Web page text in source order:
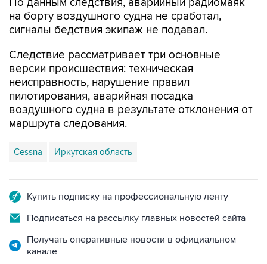
на борту воздушного судна не сработал,
сигналы бедствия экипаж не подавал.
Следствие рассматривает три основные
версии происшествия: техническая
неисправность, нарушение правил
пилотирования, аварийная посадка
воздушного судна в результате отклонения от
маршрута следования.
Cessna Иркутская область
Купить подписку на профессиональную ленту
Подписаться на рассылку главных новостей сайта
Получать оперативные новости в официальном
канале